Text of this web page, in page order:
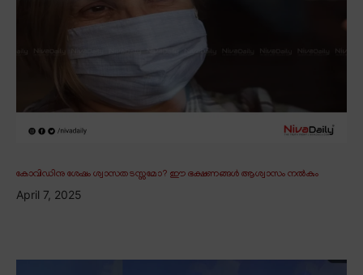
കോവിഡിനു ശേഷം ശ്വാസതടസ്സമോ? ഈ ഭക്ഷണങ്ങൾ ആശ്വാസം നൽകും
April 7, 2025